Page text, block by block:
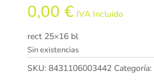
0,00 € IVA Incluido
rect 25×16 bl
Sin existencias
SKU: 8431106003442 Categoría: